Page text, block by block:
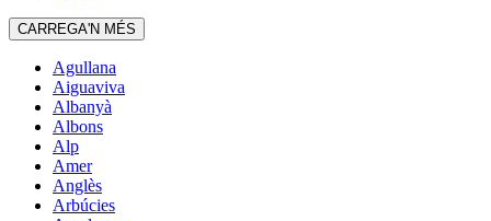
CARREGA'N MÉS
Agullana
Aiguaviva
Albanyà
Albons
Alp
Amer
Anglès
Arbúcies